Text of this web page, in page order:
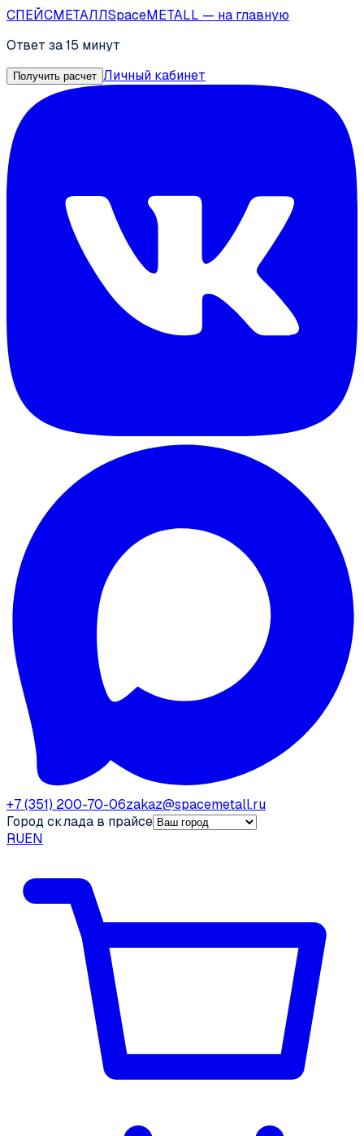
СПЕЙСМЕТАЛЛSpaceMETALL — на главную
Ответ за 15 минут
Получить расчет Личный кабинет
+7 (351) 200-70-06zakaz@spacemetall.ru
Город склада в прайсе
RUEN